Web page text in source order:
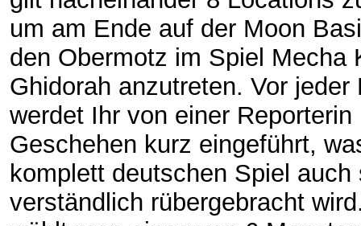
um am Ende auf der Moon
den Obermotz im Spiel Mecha
Ghidorah anzutreten. Vor jeder
werdet Ihr von einer Reporterin
Geschehen kurz eingeführt,
komplett deutschen Spiel auch
verständlich rübergebracht